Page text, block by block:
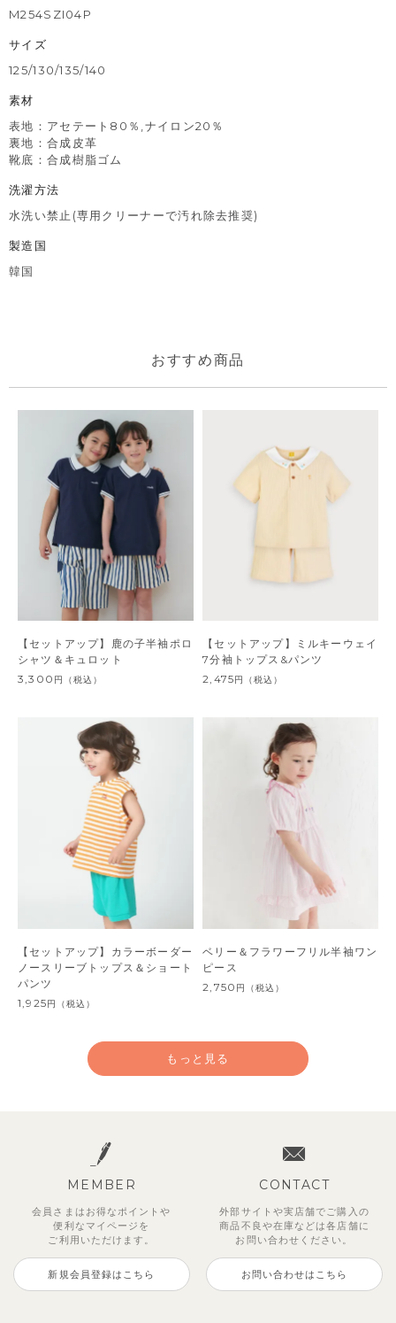
M254SZI04P
サイズ
125/130/135/140
素材
表地：アセテート80％,ナイロン20％
裏地：合成皮革
靴底：合成樹脂ゴム
洗濯方法
水洗い禁止(専用クリーナーで汚れ除去推奨)
製造国
韓国
おすすめ商品
【セットアップ】鹿の子半袖ポロ
シャツ＆キュロット
3,300 円 （税込）
【セットアップ】ミルキーウェイ
7分袖トップス&パンツ
2,475円 （税込）
【セットアップ】カラーボーダー
ノースリーブトップス＆ショート
パンツ
1,925円 （税込）
ベリー＆フラワーフリル半袖ワン
ピース
2,750 円 （税込）
もっと見る
MEMBER
会員さまはお得なポイントや
便利な マイページを
ご利用いただけます。
新規会員登録はこちら
CONTACT
外部サイトや実店舗でご購入の
商品不良や在庫などは各店舗に
お問い合わせください。
お問い合わせはこちら